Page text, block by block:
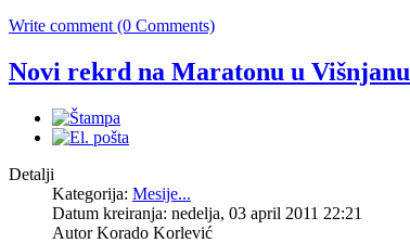
Write comment (0 Comments)
Novi rekrd na Maratonu u Višnjanu
Detalji
Kategorija: Mesije...
Datum kreiranja: nedelja, 03 april 2011 22:21
Autor Korado Korlević